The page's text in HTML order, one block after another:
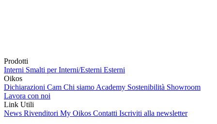
Prodotti
Interni Smalti per Interni/Esterni Esterni
Oikos
Dichiarazioni Cam Chi siamo Academy Sostenibilità Showroom
Lavora con noi
Link Utili
News Rivenditori My Oikos Contatti Iscriviti alla newsletter